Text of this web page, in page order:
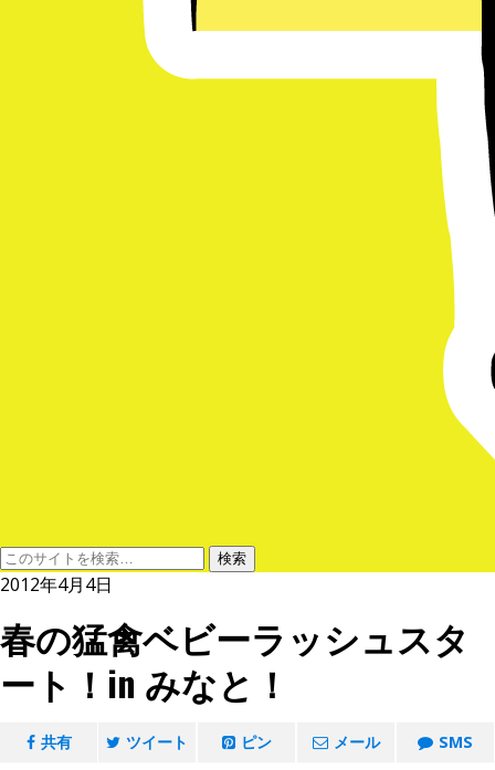
2012年4月4日
春の猛禽ベビーラッシュスタ
ート！in みなと！
共有 ツイート ピン メール SMS